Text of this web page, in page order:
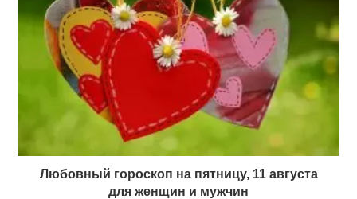
Любовный гороскоп на пятницу, 11 августа
для женщин и мужчин